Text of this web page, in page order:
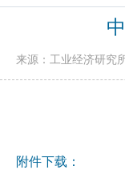
来源：工业经济研究
附件下载：